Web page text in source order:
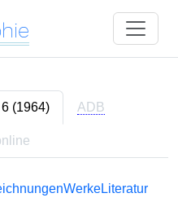
6 (1964) ADB
WerkeLiteratur